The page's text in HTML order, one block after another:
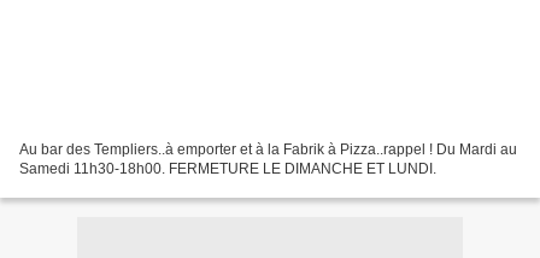
Au bar des Templiers..à emporter et à la Fabrik à Pizza..rappel ! Du Mardi au
Samedi 11h30-18h00. FERMETURE LE DIMANCHE ET LUNDI.